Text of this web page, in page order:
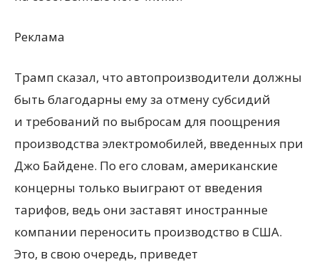
Реклама
Трамп сказал, что автопроизводители должны
быть благодарны ему за отмену субсидий
и требований по выбросам для поощрения
производства электромобилей, введенных при
Джо Байдене. По его словам, американские
концерны только выиграют от введения
тарифов, ведь они заставят иностранные
компании переносить производство в США.
Это, в свою очередь, приведет